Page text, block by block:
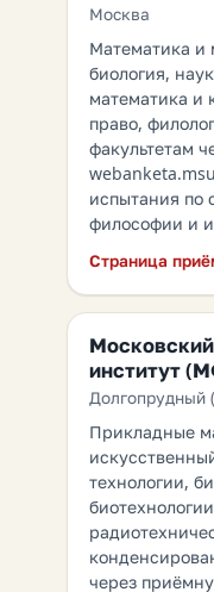
Москва
Математика и
биология,
математика и
право,
факультетам
испытания по
философии и
Страница
институт
Долгопрудный
Прикладные
технологии,
через